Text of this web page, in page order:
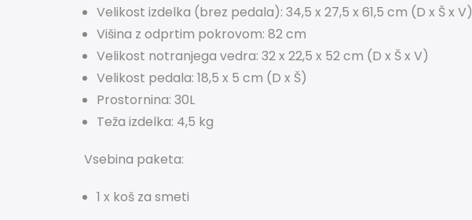
Velikost izdelka (brez pedala): 34,5 x 27,5 x 61,5 cm (D x Š x V)
Višina z odprtim pokrovom: 82 cm
Velikost notranjega vedra: 32 x 22,5 x 52 cm (D x Š x V)
Velikost pedala: 18,5 x 5 cm (D x Š)
Prostornina: 30L
Teža izdelka: 4,5 kg
Vsebina paketa:
1 x koš za smeti